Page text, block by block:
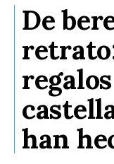
De
han